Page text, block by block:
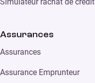
Assurances
Assurances
Assurance Emprunteur